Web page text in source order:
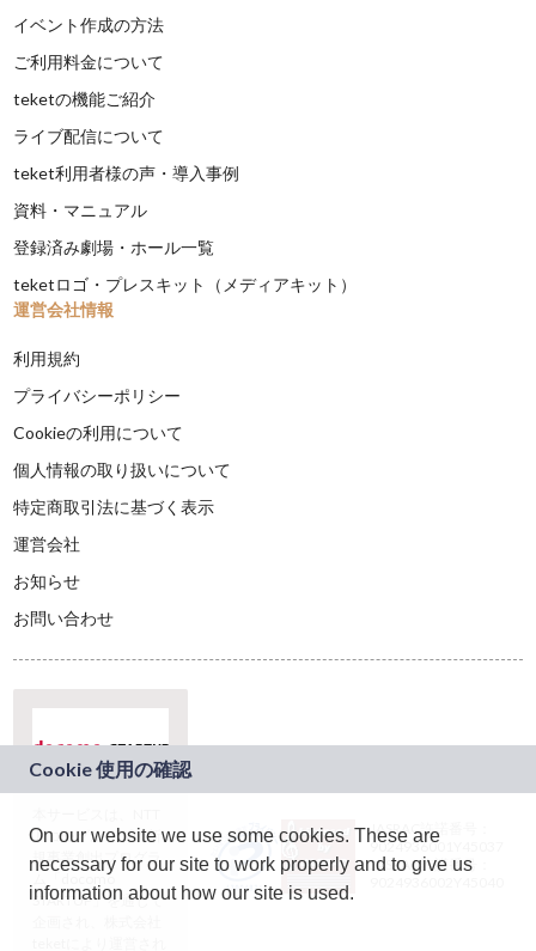
イベント作成の方法
ご利用料金について
teketの機能ご紹介
ライブ配信について
teket利用者様の声・導入事例
資料・マニュアル
登録済み劇場・ホール一覧
teketロゴ・プレスキット（メディアキット）
運営会社情報
利用規約
プライバシーポリシー
Cookieの利用について
個人情報の取り扱いについて
特定商取引法に基づく表示
運営会社
お知らせ
お問い合わせ
ドコモグループの新
規事業創出プログラ
ム「docomo
STARTUP」を通じて
JASRAC許諾番号：
9024936001Y45037
JASRAC許諾番号：
On our website we use some cookies. These are
necessary for our site to work properly and to give us
information about how our site is used.